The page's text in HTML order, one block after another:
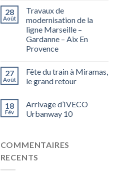
28
Août
Travaux de
modernisation de la
ligne Marseille –
Gardanne – Aix En
Provence
27
Août
Fête du train à Miramas,
le grand retour
18
Fév
Arrivage d’IVECO
Urbanway 10
COMMENTAIRES
RECENTS